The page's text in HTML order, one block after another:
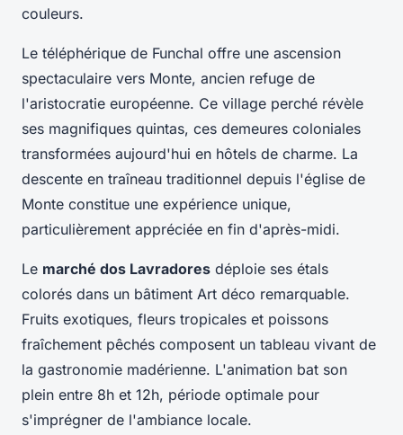
couleurs.
Le téléphérique de Funchal offre une ascension
spectaculaire vers Monte, ancien refuge de
l'aristocratie européenne. Ce village perché révèle
ses magnifiques quintas, ces demeures coloniales
transformées aujourd'hui en hôtels de charme. La
descente en traîneau traditionnel depuis l'église de
Monte constitue une expérience unique,
particulièrement appréciée en fin d'après-midi.
Le marché dos Lavradores déploie ses étals
colorés dans un bâtiment Art déco remarquable.
Fruits exotiques, fleurs tropicales et poissons
fraîchement pêchés composent un tableau vivant de
la gastronomie madérienne. L'animation bat son
plein entre 8h et 12h, période optimale pour
s'imprégner de l'ambiance locale.